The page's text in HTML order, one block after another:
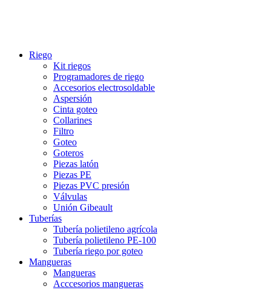
Riego
Kit riegos
Programadores de riego
Accesorios electrosoldable
Aspersión
Cinta goteo
Collarines
Filtro
Goteo
Goteros
Piezas latón
Piezas PE
Piezas PVC presión
Válvulas
Unión Gibeault
Tuberías
Tubería polietileno agrícola
Tubería polietileno PE-100
Tubería riego por goteo
Mangueras
Mangueras
Acccesorios mangueras